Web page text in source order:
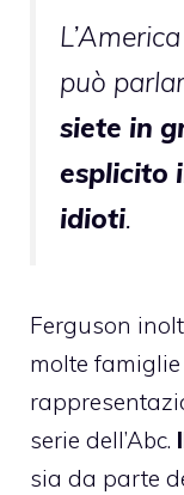
può
siete in
esplicito
idioti.
Ferguson
molte
serie dell’Abc.
sia da parte